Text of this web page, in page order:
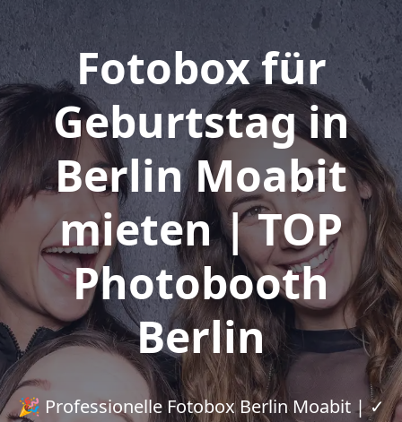
Fotobox für
Geburtstag in
Berlin Moabit
mieten | TOP
Photobooth
Berlin
🎉 Professionelle Fotobox Berlin Moabit | ✓